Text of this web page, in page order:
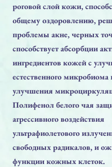
роговой слой кожи,
общему оздоровлению,
проблемы акне, черных
способствует абсорбции
ингредиентов кожей с
естественного
улучшения
Полифенол белого чая
агрессивного воздействия
ультрафиолетового
свободных радикалов, и
функции кожных клеток.